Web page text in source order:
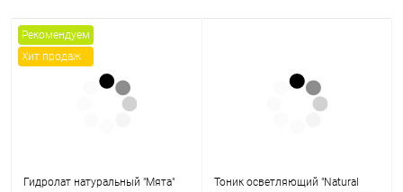
Рекомендуем
Хит продаж
Гидролат натуральный "Мята"
Тоник осветляющий "Natural